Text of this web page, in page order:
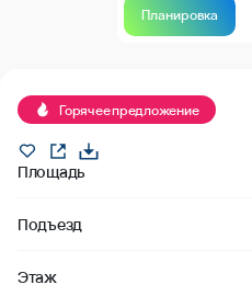
Планировка
Горячее предложение
Площадь
Подъезд
Этаж